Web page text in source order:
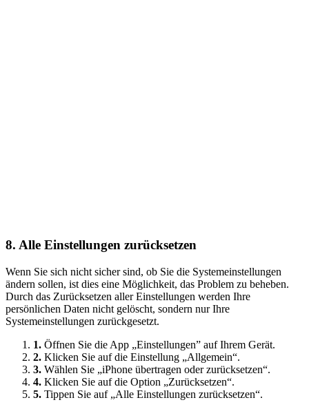
8. Alle Einstellungen zurücksetzen
Wenn Sie sich nicht sicher sind, ob Sie die Systemeinstellungen
ändern sollen, ist dies eine Möglichkeit, das Problem zu beheben.
Durch das Zurücksetzen aller Einstellungen werden Ihre
persönlichen Daten nicht gelöscht, sondern nur Ihre
Systemeinstellungen zurückgesetzt.
1. Öffnen Sie die App „Einstellungen” auf Ihrem Gerät.
2. Klicken Sie auf die Einstellung „Allgemein“.
3. Wählen Sie „iPhone übertragen oder zurücksetzen“.
4. Klicken Sie auf die Option „Zurücksetzen“.
5. Tippen Sie auf „Alle Einstellungen zurücksetzen“.